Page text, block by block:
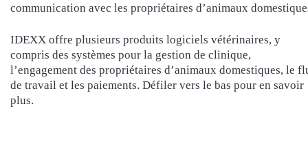
communication avec les propriétaires d’animaux
IDEXX offre plusieurs produits logiciels vétérinaires, y
compris des systèmes pour la gestion de clinique,
l’engagement des propriétaires d’animaux domestiques, le
de travail et les paiements. Défiler vers le bas pour en savoir
plus.